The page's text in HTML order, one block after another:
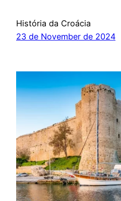
História da Croácia
23 de November de 2024